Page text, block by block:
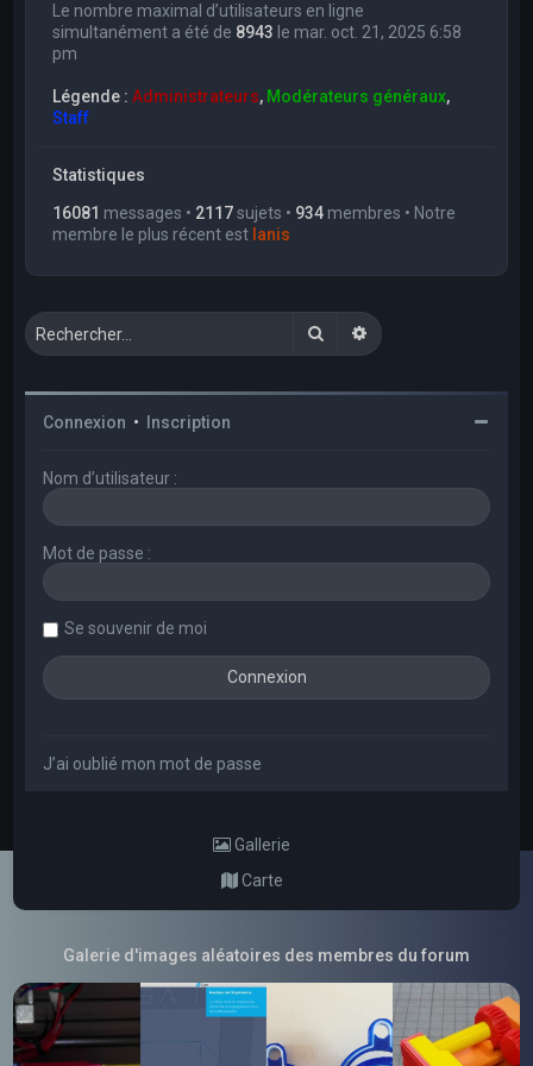
Le nombre maximal d’utilisateurs en ligne
simultanément a été de 8943 le mar. oct. 21, 2025 6:58
pm
Légende :Administrateurs, Modérateurs généraux,
Staff
Statistiques
16081 messages • 2117sujets • 934 membres • Notre
membre le plus récent est Ianis
RechercherRecherche avancée
Connexion • Inscription
Nom d’utilisateur :
Mot de passe :
Se souvenir de moi
J’ai oublié mon mot de passe
Gallerie
Carte
Galerie d'images aléatoires des membres du forum